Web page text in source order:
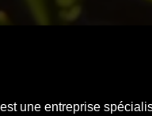
une entreprise